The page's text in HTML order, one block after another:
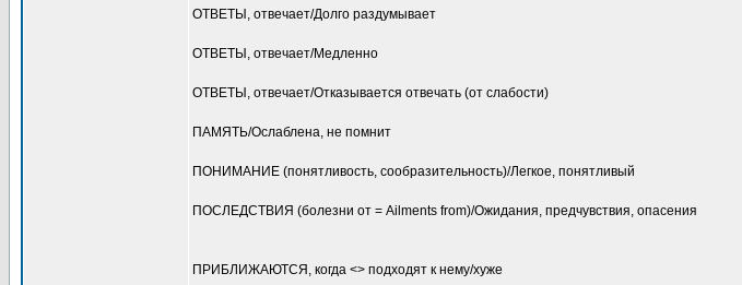
ОТВЕТЫ, отвечает/Долго раздумывает
ОТВЕТЫ, отвечает/Медленно
ОТВЕТЫ, отвечает/Отказывается отвечать (от слабости)
ПАМЯТЬ/Ослаблена, не помнит
ПОНИМАНИЕ (понятливость, сообразительность)/Легкое, понятливый
ПОСЛЕДСТВИЯ (болезни от = Ailments from)/Ожидания, предчувствия, опасения
ПРИБЛИЖАЮТСЯ, когда <> подходят к нему/хуже